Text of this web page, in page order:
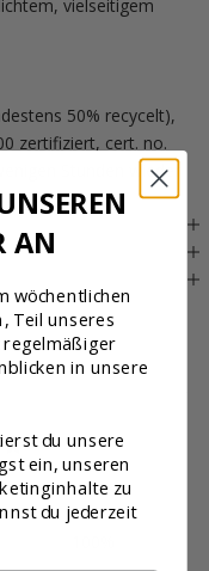
vielseitigem
50% recycelt),
zertifiziert, cert. no.
Stunden wieder
AN
wöchentlichen
Teil unseres
regelmäßiger
in unsere
du unsere
ein, unseren
zu
du jederzeit